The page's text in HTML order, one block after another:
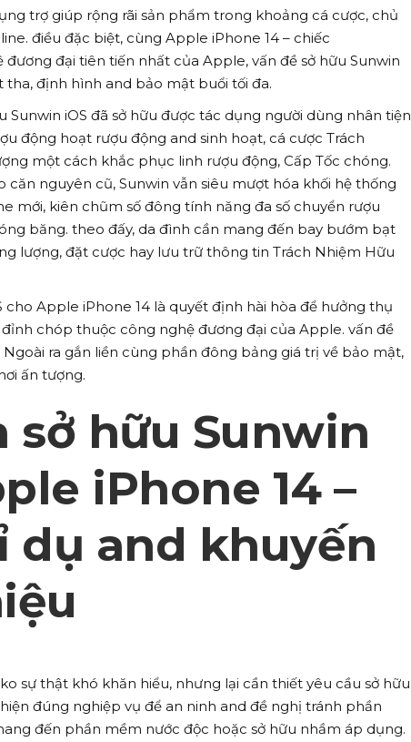
trợ giúp rộng rãi sản phẩm trong khoảng cá cược, chủ
điều đặc biệt, cùng Apple iPhone 14 – chiếc
đại tiên tiến nhất của Apple, vấn đề sở hữu Sunwin
định hình and bảo mật buổi tối đa.
Sunwin iOS đã sở hữu được tác dụng người dùng nhân tiện
động hoạt rượu động and sinh hoạt, cá cược Trách
một cách khắc phục linh rượu động, Cấp Tốc chóng.
nguyên cũ, Sunwin vẫn siêu mượt hóa khối hệ thống
mới, kiên chũm số đông tính năng đa số chuyển rượu
băng. theo đấy, da đình cần mang đến bay bướm bạt
lượng, đặt cược hay lưu trữ thông tin Trách Nhiệm Hữu
cho Apple iPhone 14 là quyết định hài hòa để hưởng thụ
chóp thuộc công nghệ đương đại của Apple. vấn đề
ra gắn liền cùng phần đông bảng giá trị về bảo mật,
ấn tượng.
sở hữu Sunwin
iPhone 14 –
dụ and khuyến
sự thật khó khăn hiểu, nhưng lại cần thiết yêu cầu sở hữu
đúng nghiệp vụ để an ninh and đề nghị tránh phần
đến phần mềm nước độc hoặc sở hữu nhầm áp dụng.